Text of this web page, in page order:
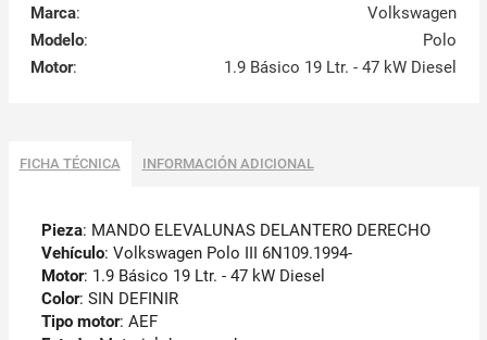
Marca:
Volkswagen
Modelo:
Polo
Motor: 1.9 Básico 19 Ltr. - 47 kW Diesel
FICHA TÉCNICA INFORMACIÓN ADICIONAL
Pieza: MANDO ELEVALUNAS DELANTERO DERECHO
Vehículo: Volkswagen Polo III 6N109.1994-
Motor: 1.9 Básico 19 Ltr. - 47 kW Diesel
Color: SIN DEFINIR
Tipo motor: AEF